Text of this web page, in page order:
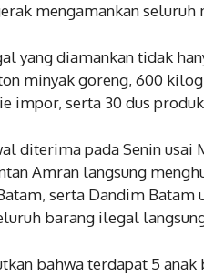
mengamankan seluruh
yang diamankan tidak
minyak goreng, 600
impor, serta 30 dus
diterima pada Senin
Amran langsung
serta Dandim Batam
barang ilegal
bahwa terdapat 5